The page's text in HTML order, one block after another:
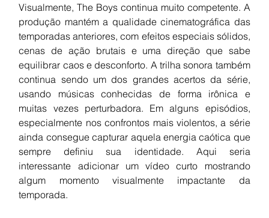
Visualmente, The Boys continua muito competente. A
produção mantém a qualidade cinematográfica das
temporadas anteriores, com efeitos especiais sólidos,
cenas de ação brutais e uma direção que sabe
equilibrar caos e desconforto. A trilha sonora também
continua sendo um dos grandes acertos da série,
usando músicas conhecidas de forma irônica e
muitas vezes perturbadora. Em alguns episódios,
especialmente nos confrontos mais violentos, a série
ainda consegue capturar aquela energia caótica que
sempre definiu sua identidade. Aqui seria
interessante adicionar um vídeo curto mostrando
algum momento visualmente impactante da
temporada.